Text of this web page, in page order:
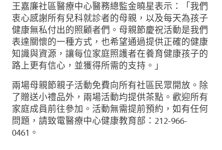
王嘉廉社區醫療中心醫務總監金曉星表示：「我們
衷心感謝所有兒科就診者的母親，以及每天為孩子
健康無私付出的照顧者們。母親節慶祝活動是我們
表達關懷的一種方式，也希望通過提供正確的健康
知識與資源，讓每位家庭照護者在養育健康孩子的
路上更有信心，並獲得所需的支持。」
兩場母親節親子活動免費向所有社區民眾開放。除
了贈送小禮品外，兩場活動均提供茶點。歡迎所有
家庭成員前往參加。活動無需提前預約，如有任何
問題，請致電醫療中心健康教育部：212-966-
0461。